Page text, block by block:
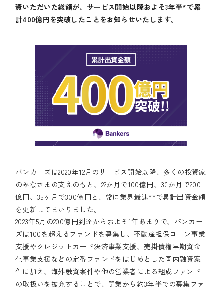
資いただいた総額が、サービス開始以降およそ3年半*で累
計400億円を突破したことをお知らせいたします。
バンカーズは2020年12月のサービス開始以降、多くの投資家
のみなさまの支えのもと、22か月で100億円、30か月で200
億円、35ヶ月で300億円と、常に業界最速**で累計出資金額
を更新してまいりました。
2023年5月の200億円到達からおよそ1年あまりで、バンカー
ズは100を超えるファンドを募集し、不動産担保ローン事業
支援やクレジットカード決済事業支援、売掛債権早期資金
化事業支援などの定番ファンドをはじめとした国内融資案
件に加え、海外融資案件や他の営業者による組成ファンド
の取扱いを拡充することで、開業から約3年半での募集ファ